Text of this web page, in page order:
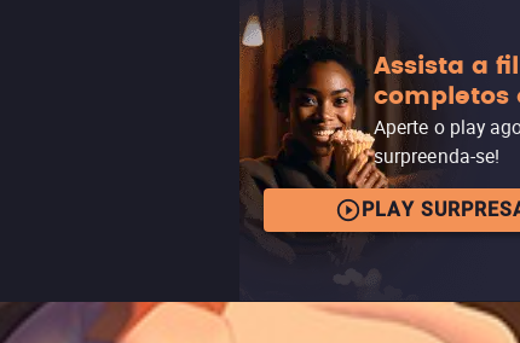
Assista a
completos
Aperte o play
surpreenda-se!
PLAY